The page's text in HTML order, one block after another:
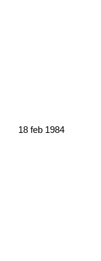
18 feb 1984